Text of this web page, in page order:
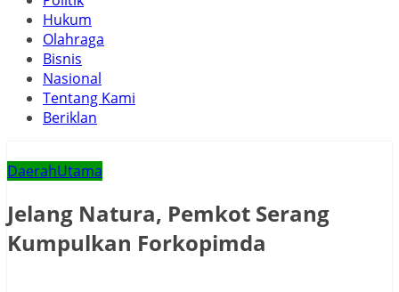
Hukum
Olahraga
Bisnis
Nasional
Tentang Kami
Beriklan
DaerahUtama
Jelang Natura, Pemkot Serang
Kumpulkan Forkopimda